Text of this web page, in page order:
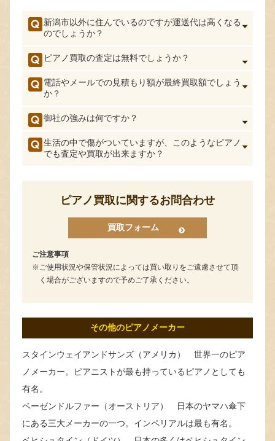
新潟市以外に住んでいるのですが運送代は高くなる
のでしょうか？
ピアノ買取の査定は無料でしょうか？
電話やメールでの見積もり額が最終買取額でしょう
か？
御社の強みは何ですか？
生活の中で傷がついていますが、このようなピアノ
でも査定や買取が出来ますか？
ピアノ買取に関するお問合わせ
買取フォーム
ご注意事項
ご使用状況や保管状況によっては買い取りをご遠慮させて頂
く場合がございますので予めご了承ください。
その他のピアノメーカー
スタインウェイアンドサンズ（アメリカ） 世界一のピア
ノメーカー。ピアニストが最も持っているピアノとしても
有名。
ベーゼンドルファー（オーストリア） 日本のヤマハ傘下
にある三大メーカーの一つ。インペリアルは最も有名。